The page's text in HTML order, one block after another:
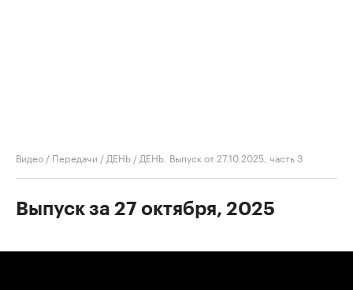
Видео / Передачи / ДЕНЬ / ДЕНЬ. Выпуск от 27.10.2025, часть 3
Выпуск за 27 октября, 2025